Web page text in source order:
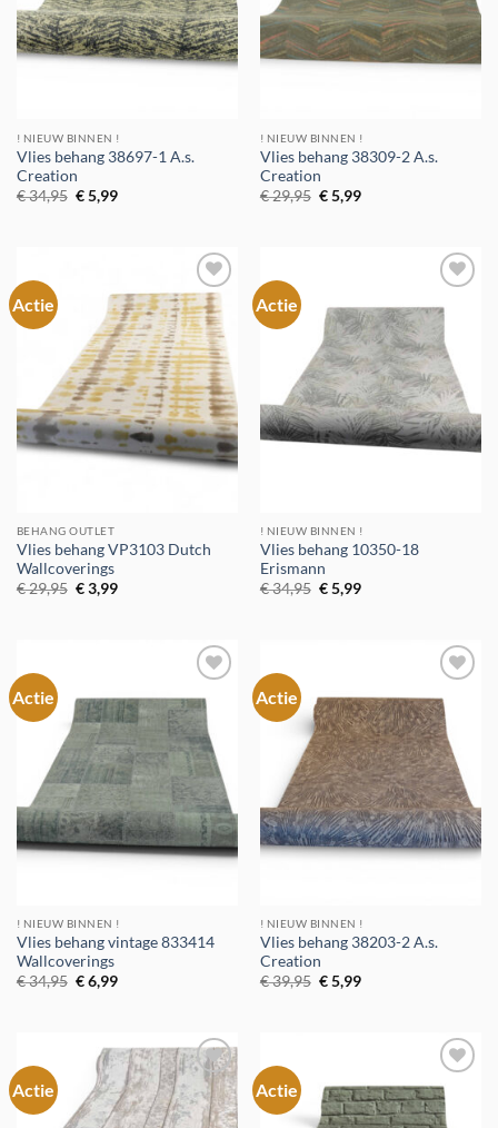
! NIEUW BINNEN !
Vlies behang 38697-1 A.s.
Creation
€34,95 Oorspronkelijke
prijs
€5,99Huidige
! NIEUW BINNEN !
Vlies behang 38309-2 A.s.
Creation
€29,95 Oorspronkelijke
prijs
€5,99Huidige
Actie
Toevoegen
aan
verlanglijst
BEHANG OUTLET
Vlies behang VP3103 Dutch
Wallcoverings
€29,95 Oorspronkelijke
prijs
€3,99Huidige
Actie
aan
verlanglijst
! NIEUW BINNEN !
Vlies behang 10350-18
Erismann
€34,95 Oorspronkelijke
prijs
€5,99Huidige
Actie
Toevoegen
aan
verlanglijst
! NIEUW BINNEN !
Vlies behang vintage 833414
Wallcoverings
€34,95 Oorspronkelijke
prijs
€6,99Huidige
Actie
Toevoegen
aan
verlanglijst
! NIEUW BINNEN !
Vlies behang 38203-2 A.s.
Creation
€39,95 Oorspronkelijke
prijs
€5,99Huidige
Actie
Toevoegen
aan
verlanglijst
Actie
Toevoegen
aan
verlanglijst